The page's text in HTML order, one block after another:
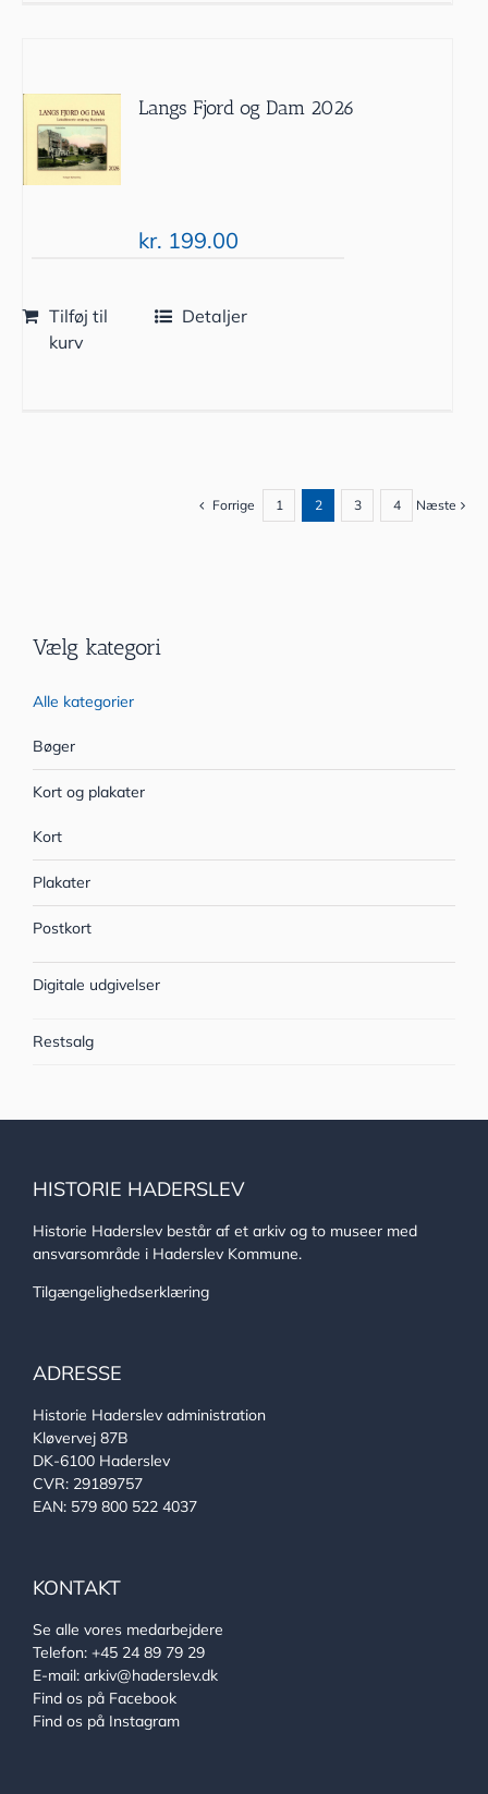
Langs Fjord og Dam 2026
kr. 199.00
Tilføj til
kurv
Detaljer
Forrige 1 2 3 4 Næste
Vælg kategori
Alle kategorier
Bøger
Kort og plakater
Kort
Plakater
Postkort
Digitale udgivelser
Restsalg
HISTORIE HADERSLEV
Historie Haderslev består af et arkiv og to museer med
ansvarsområde i Haderslev Kommune.
Tilgængelighedserklæring
ADRESSE
Historie Haderslev administration
Kløvervej 87B
DK-6100 Haderslev
CVR: 29189757
EAN: 579 800 522 4037
KONTAKT
Se alle vores medarbejdere
Telefon: +45 24 89 79 29
E-mail: arkiv@haderslev.dk
Find os på Facebook
Find os på Instagram